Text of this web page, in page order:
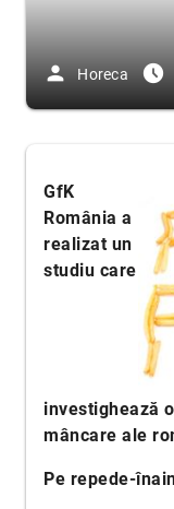
person Horeca access_time_filled
GfK
România a
realizat un
studiu care
investighează
mâncare ale
Pe repede-